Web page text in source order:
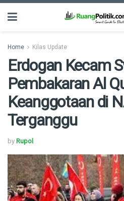
Home Kilas Update
Erdogan Kecam
Pembakaran Al
Keanggotaan di
Terganggu
by Rupol